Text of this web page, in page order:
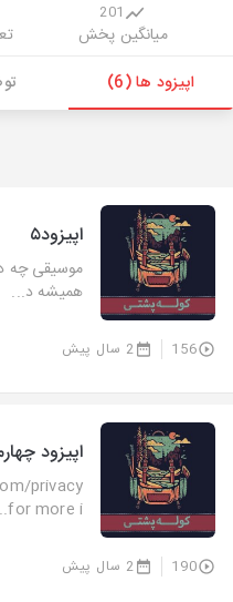
201
میانگین پخش
اپیزود ها (6)
اپیزود۵
موسیقی‌ چه
همیشه د...
156 2 سال پیش
اپیزود
privacy
for more i...
190 2 سال پیش